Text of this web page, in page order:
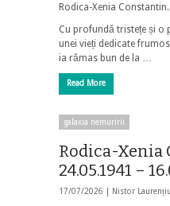
Rodica-Xenia Constantin.
Cu profundă tristețe și o
unei vieți dedicate
ia rămas bun de la …
Read More
galaxia nemuririi
Rodica-Xenia
24.05.1941 –
17/07/2026 | Nistor Laurențiu